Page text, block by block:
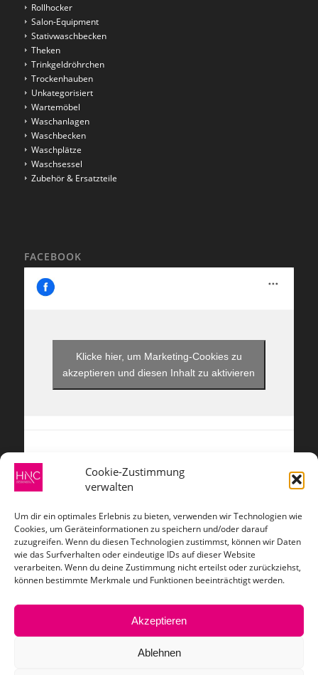
Cookie-Zustimmung
verwalten
Um dir ein optimales Erlebnis zu bieten, verwenden wir Technologien wie
Cookies, um Geräteinformationen zu speichern und/oder darauf
zuzugreifen. Wenn du diesen Technologien zustimmst, können wir Daten
wie das Surfverhalten oder eindeutige IDs auf dieser Website
verarbeiten. Wenn du deine Zustimmung nicht erteilst oder zurückziehst,
können bestimmte Merkmale und Funktionen beeinträchtigt werden.
Akzeptieren
Ablehnen
Rollhocker
Salon-Equipment
Stativwaschbecken
Theken
Trinkgeldröhrchen
Trockenhauben
Unkategorisiert
Wartemöbel
Waschanlagen
Waschbecken
Waschplätze
Waschsessel
Zubehör & Ersatzteile
FACEBOOK
Klicke hier, um Marketing-Cookies zu
akzeptieren und diesen Inhalt zu aktivieren
VERSANDARTEN